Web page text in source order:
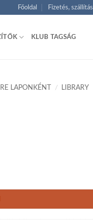
Főoldal Fizetés, szállítás
KLUB TAGSÁG
LAPONKÉNT /
LIBRARY